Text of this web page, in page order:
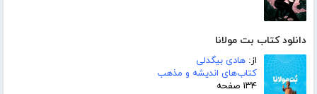
دانلود کتاب بت مولانا
از: هادی بیگدلی
کتاب‌های اندیشه و مذهب
۱۳۴ صفحه